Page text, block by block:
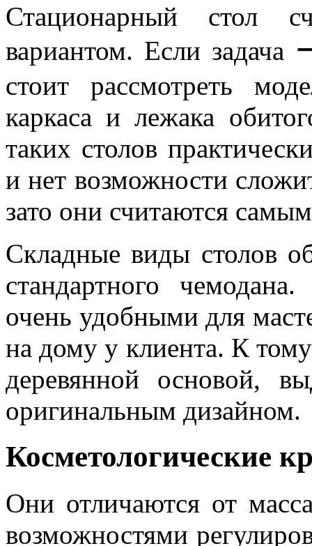
Стационарный стол
вариантом. Если задача
стоит рассмотреть
каркаса и лежака
таких столов
и нет возможности
зато они считаются
Складные виды столов
стандартного
очень удобными для
на дому у клиента. К
деревянной основой,
оригинальным дизайном.
Косметологические
Они отличаются от
возможностями